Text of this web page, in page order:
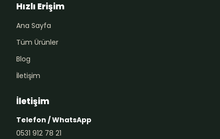
Hızlı Erişim
Ana Sayfa
Tüm Ürünler
Blog
İletişim
İletişim
Telefon / WhatsApp
0531 912 78 21